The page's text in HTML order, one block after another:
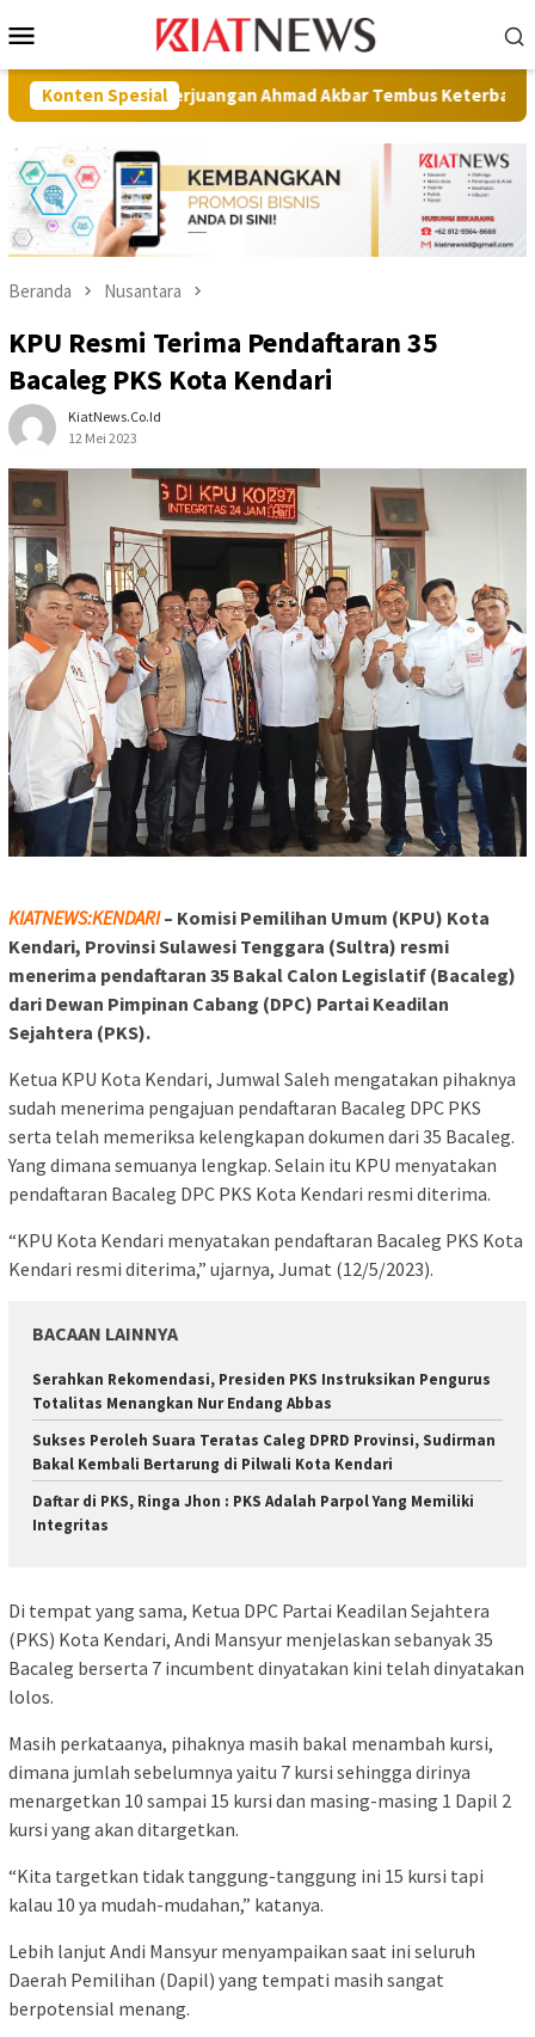
ke
Mobile
Konten Spesial
Perjuangan Ahmad Akbar Tembus Keterbatasan Wakil
Beranda Nusantara
KPU Resmi Terima Pendaftaran 35
Bacaleg PKS Kota Kendari
KiatNews.co.id
12 Mei 2023
KIATNEWS:KENDARI– Komisi Pemilihan Umum (KPU) Kota
Kendari, Provinsi Sulawesi Tenggara (Sultra) resmi
menerima pendaftaran 35 Bakal Calon Legislatif (Bacaleg)
dari Dewan Pimpinan Cabang (DPC) Partai Keadilan
Sejahtera (PKS).
Ketua KPU Kota Kendari, Jumwal Saleh mengatakan pihaknya
sudah menerima pengajuan pendaftaran Bacaleg DPC PKS
serta telah memeriksa kelengkapan dokumen dari 35 Bacaleg.
Yang dimana semuanya lengkap. Selain itu KPU menyatakan
pendaftaran Bacaleg DPC PKS Kota Kendari resmi diterima.
“KPU Kota Kendari menyatakan pendaftaran Bacaleg PKS Kota
Kendari resmi diterima,” ujarnya, Jumat (12/5/2023).
BACAAN LAINNYA
Serahkan Rekomendasi, Presiden PKS Instruksikan Pengurus
Totalitas Menangkan Nur Endang Abbas
Sukses Peroleh Suara Teratas Caleg DPRD Provinsi, Sudirman
Bakal Kembali Bertarung di Pilwali Kota Kendari
Daftar di PKS, Ringa Jhon : PKS Adalah Parpol Yang Memiliki
Integritas
Di tempat yang sama, Ketua DPC Partai Keadilan Sejahtera
(PKS) Kota Kendari, Andi Mansyur menjelaskan sebanyak 35
Bacaleg berserta 7 incumbent dinyatakan kini telah dinyatakan
lolos.
Masih perkataanya, pihaknya masih bakal menambah kursi,
dimana jumlah sebelumnya yaitu 7 kursi sehingga dirinya
menargetkan 10 sampai 15 kursi dan masing-masing 1 Dapil 2
kursi yang akan ditargetkan.
“Kita targetkan tidak tanggung-tanggung ini 15 kursi tapi
kalau 10 ya mudah-mudahan,” katanya.
Lebih lanjut Andi Mansyur menyampaikan saat ini seluruh
Daerah Pemilihan (Dapil) yang tempati masih sangat
berpotensial menang.